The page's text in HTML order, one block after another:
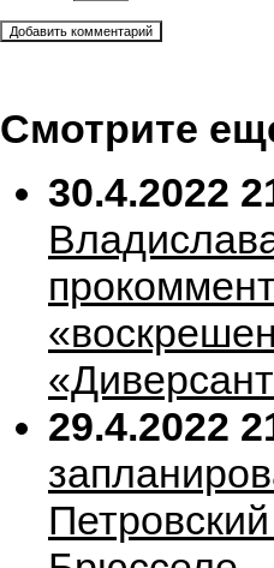
Смотрите
30.4.2022
29.4.2022